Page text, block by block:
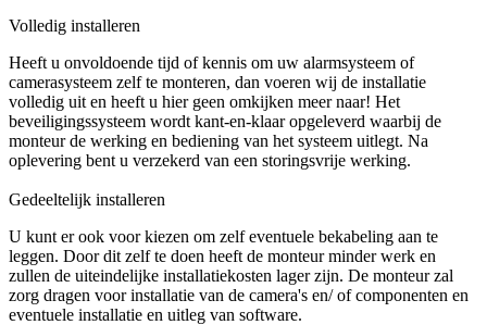
Volledig installeren
Heeft u onvoldoende tijd of kennis om uw alarmsysteem of
camerasysteem zelf te monteren, dan voeren wij de installatie
volledig uit en heeft u hier geen omkijken meer naar! Het
beveiligingssysteem wordt kant-en-klaar opgeleverd waarbij de
monteur de werking en bediening van het systeem uitlegt. Na
oplevering bent u verzekerd van een storingsvrije werking.
Gedeeltelijk installeren
U kunt er ook voor kiezen om zelf eventuele bekabeling aan te
leggen. Door dit zelf te doen heeft de monteur minder werk en
zullen de uiteindelijke installatiekosten lager zijn. De monteur zal
zorg dragen voor installatie van de camera's en/ of componenten en
eventuele installatie en uitleg van software.